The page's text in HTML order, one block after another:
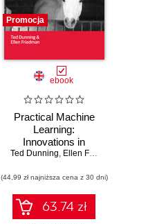
Promocja
ebook
Practical Machine
Learning:
Innovations in
Recommendation
Ted Dunning, Ellen Friedman
(44,99 zł najniższa cena z 30 dni)
63.74 zł